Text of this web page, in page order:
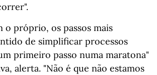
o próprio, os passos mais
de simplificar processos
primeiro passo numa maratona"
alerta. "Não é que não estamos